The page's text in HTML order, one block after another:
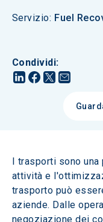
Servizio: Fuel
Condividi:
I trasporti sono
attività e
trasporto può
aziende. Dalle
negoziazione dei